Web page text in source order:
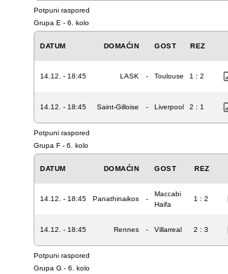
Potpuni raspored
Grupa E - 6. kolo
DATUM DOMAĆIN GOST REZ
14.12. - 18:45 LASK - Toulouse 1 : 2
14.12. - 18:45 Saint-Gilloise - Liverpool 2 : 1
Potpuni raspored
Grupa F - 6. kolo
DATUM DOMAĆIN GOST REZ
14.12. - 18:45 Panathinaikos -
Maccabi
Haifa
1 : 2
14.12. - 18:45 Rennes - Villarreal 2 : 3
Potpuni raspored
Grupa G - 6. kolo